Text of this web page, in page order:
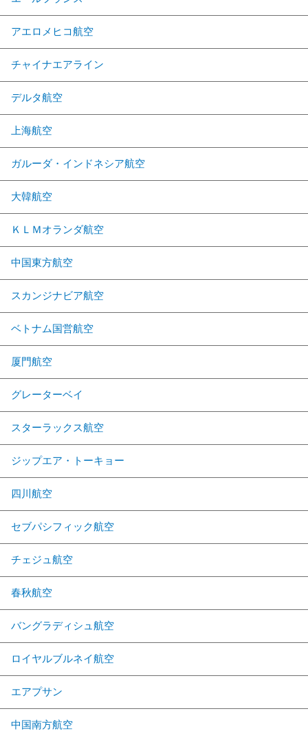
アエロメヒコ航空
チャイナエアライン
デルタ航空
上海航空
ガルーダ・インドネシア航空
大韓航空
ＫＬＭオランダ航空
中国東方航空
スカンジナビア航空
ベトナム国営航空
厦門航空
グレーターベイ
スターラックス航空
ジップエア・トーキョー
四川航空
セブパシフィック航空
チェジュ航空
春秋航空
バングラディシュ航空
ロイヤルブルネイ航空
エアプサン
中国南方航空